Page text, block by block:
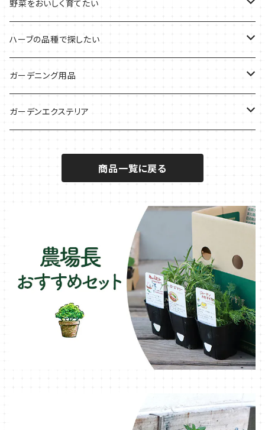
デトックスに
気分で香りを楽しみたい
魚料理に
BBQ・肉料理に
サラダに使いたい
秋植えで料理に
カラーリーフ
ハーブガーデンづくりに
夏のハーブガーデンに
パーティーハーブ
インスタ映えハーブ
虫よけに使いたい
ハーブバスに
野菜をおいしく育てたい
トマトのコンパニオン
ジャガイモのコンパニオン
葉物野菜のコンパニオン
キュウリのコンパニオン
イチゴをおいしく育てたい
ハーブの品種で探したい
ミント・ハーブ苗
バジル・ハーブ苗
タイム・ハーブ苗
マロウ・ハーブ苗
ヒソップ・ハーブ苗
オレガノ・ハーブ苗
ガーデニング用品
その他
樹脂製 / プラ製プランター
ファイバー製プランター
ブリキ製プランター
ガーデンエクステリア
オーニング
シェード
テーブル・チェア・ベンチ
商品一覧に戻る